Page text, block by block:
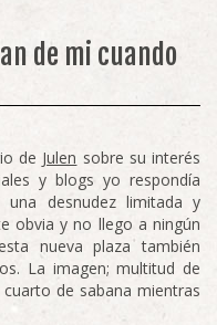
de mi cuando
de Julen sobre su interés
y blogs yo respondía
desnudez limitada y
obvia y no llego a ningún
nueva plaza también
La imagen; multitud de
de sabana mientras